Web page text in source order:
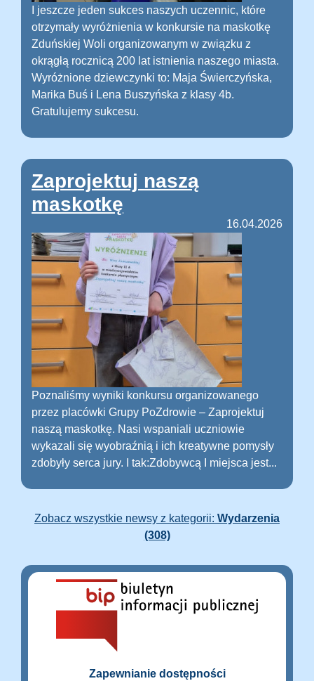
I jeszcze jeden sukces naszych uczennic, które
otrzymały wyróżnienia w konkursie na maskotkę
Zduńskiej Woli organizowanym w związku z
okrągłą rocznicą 200 lat istnienia naszego miasta.
Wyróżnione dziewczynki to: Maja Świerczyńska,
Marika Buś i Lena Buszyńska z klasy 4b.
Gratulujemy sukcesu.
Zaprojektuj naszą
maskotkę
16.04.2026
Poznaliśmy wyniki konkursu organizowanego
przez placówki Grupy PoZdrowie – Zaprojektuj
naszą maskotkę. Nasi wspaniali uczniowie
wykazali się wyobraźnią i ich kreatywne pomysły
zdobyły serca jury. I tak:Zdobywcą I miejsca jest...
Zobacz wszystkie newsy z kategorii: Wydarzenia
(308)
Zapewnianie dostępności